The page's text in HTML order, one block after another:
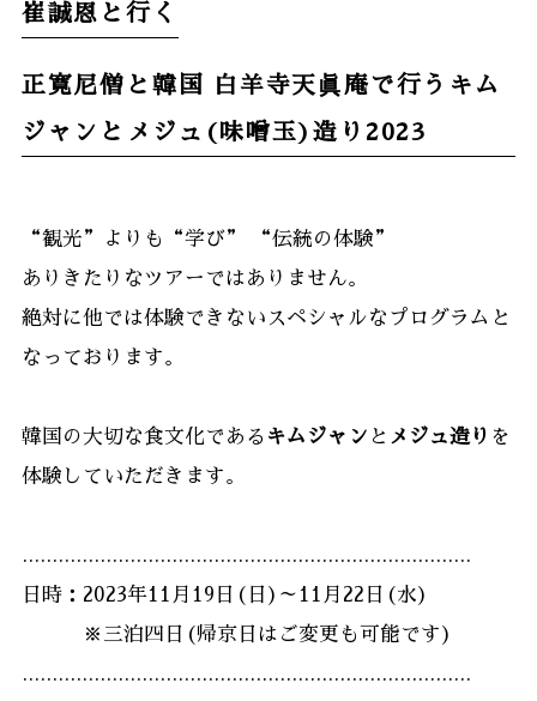
崔誠恩と行く
正寛尼僧と韓国 白羊寺天眞庵で行うキム
ジャンとメジュ(味噌玉)造り2023
“観光”よりも“学び” “伝統の体験”
ありきたりなツアーではありません。
絶対に他では体験できないスペシャルなプログラムと
なっております。
韓国の大切な食文化である キムジャン と メジュ造り を
体験していただきます。
...........................................................................
日時：2023年11月19日(日)～11月22日(水)
※三泊四日(帰京日はご変更も可能です)
...........................................................................